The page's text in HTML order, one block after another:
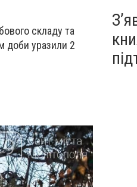
складу та
доби уразили 2